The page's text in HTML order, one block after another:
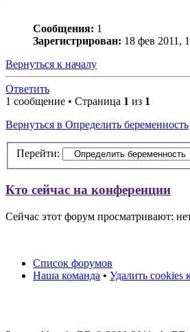
Сообщения: 1
Зарегистрирован: 18 фев 2011,
Вернуться к началу
Ответить
1 сообщение • Страница 1 из 1
Вернуться в Определить беременность
Перейти:
Кто сейчас на конференции
Сейчас этот форум просматривают:
Список форумов
Наша команда • Удалить cookies